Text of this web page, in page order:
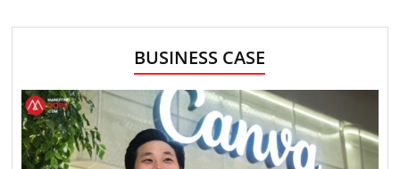
BUSINESS CASE